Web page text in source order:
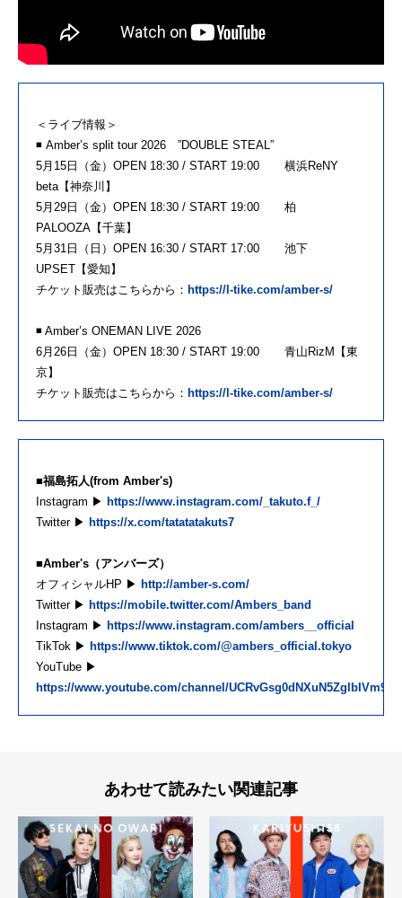
＜ライブ情報＞
◾️ Amber’s split tour 2026 ”DOUBLE STEAL”
5月15日（金）OPEN 18:30 / START 19:00 横浜ReNY
beta【神奈川】
5月29日（金）OPEN 18:30 / START 19:00 柏
PALOOZA【千葉】
5月31日（日）OPEN 16:30 / START 17:00 池下
UPSET【愛知】
チケット販売はこちらから： https://l-tike.com/amber-s/
◾️ Amber’s ONEMAN LIVE 2026
6月26日（金）OPEN 18:30 / START 19:00 青山RizM【東
京】
チケット販売はこちらから： https://l-tike.com/amber-s/
■福島拓人(from Amber's)
Instagram ▶ https://www.instagram.com/_takuto.f_/
Twitter ▶ https://x.com/tatatatakuts7
■Amber's（アンバーズ）
オフィシャルHP ▶ http://amber-s.com/
Twitter ▶ https://mobile.twitter.com/Ambers_band
Instagram ▶ https://www.instagram.com/ambers__official
TikTok ▶ https://www.tiktok.com/@ambers_official.tokyo
YouTube ▶
https://www.youtube.com/channel/
あわせて読みたい関連記事